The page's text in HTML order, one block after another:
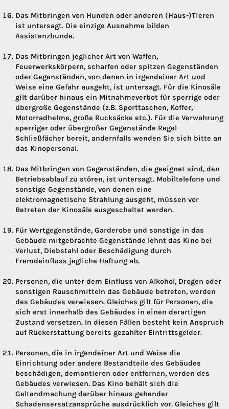
Das Mitbringen von Hunden oder anderen (Haus-)Tieren
ist untersagt. Die einzige Ausnahme bilden
Assistenzhunde.
Das Mitbringen jeglicher Art von Waffen,
Feuerwerkskörpern, scharfen oder spitzen Gegenständen
oder Gegenständen, von denen in irgendeiner Art und
Weise eine Gefahr ausgeht, ist untersagt. Für die Kinosäle
gilt darüber hinaus ein Mitnahmeverbot für sperrige oder
übergroße Gegenstände (z.B. Sporttaschen, Koffer,
Motorradhelme, große Rucksäcke etc.). Für die Verwahrung
sperriger oder übergroßer Gegenstände Regel
Schließfächer bereit, andernfalls wenden Sie sich bitte an
das Kinopersonal.
Das Mitbringen von Gegenständen, die geeignet sind, den
Betriebsablauf zu stören, ist untersagt. Mobiltelefone und
sonstige Gegenstände, von denen eine
elektromagnetische Strahlung ausgeht, müssen vor
Betreten der Kinosäle ausgeschaltet werden.
Für Wertgegenstände, Garderobe und sonstige in das
Gebäude mitgebrachte Gegenstände lehnt das Kino bei
Verlust, Diebstahl oder Beschädigung durch
Fremdeinfluss jegliche Haftung ab.
Personen, die unter dem Einfluss von Alkohol, Drogen oder
sonstigen Rauschmitteln das Gebäude betreten, werden
des Gebäudes verwiesen. Gleiches gilt für Personen, die
sich erst innerhalb des Gebäudes in einen derartigen
Zustand versetzen. In diesen Fällen besteht kein Anspruch
auf Rückerstattung bereits gezahlter Eintrittsgelder.
Personen, die in irgendeiner Art und Weise die
Einrichtung oder andere Bestandteile des Gebäudes
beschädigen, demontieren oder entfernen, werden des
Gebäudes verwiesen. Das Kino behält sich die
Geltendmachung darüber hinaus gehender
Schadensersatzansprüche ausdrücklich vor. Gleiches gilt